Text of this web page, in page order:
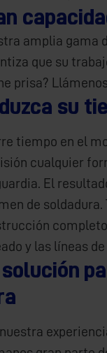
amplia gama
que su
prisa?
su
tiempo en el
cualquier
El
de
y las líneas
solución